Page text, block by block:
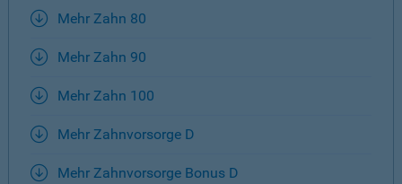
Mehr Zahn 80
Mehr Zahn 90
Mehr Zahn 100
Mehr Zahnvorsorge D
Mehr Zahnvorsorge Bonus D